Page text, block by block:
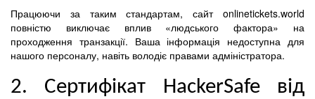
Працюючи за таким стандартам, сайт onlinetickets.world
повністю виключає вплив «людського фактора» на
проходження транзакції. Ваша інформація недоступна для
нашого персоналу, навіть володіє правами адміністратора.
2. Сертифікат HackerSafe від